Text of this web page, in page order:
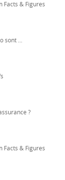
Facts & Figures
sont ...
?
Facts & Figures